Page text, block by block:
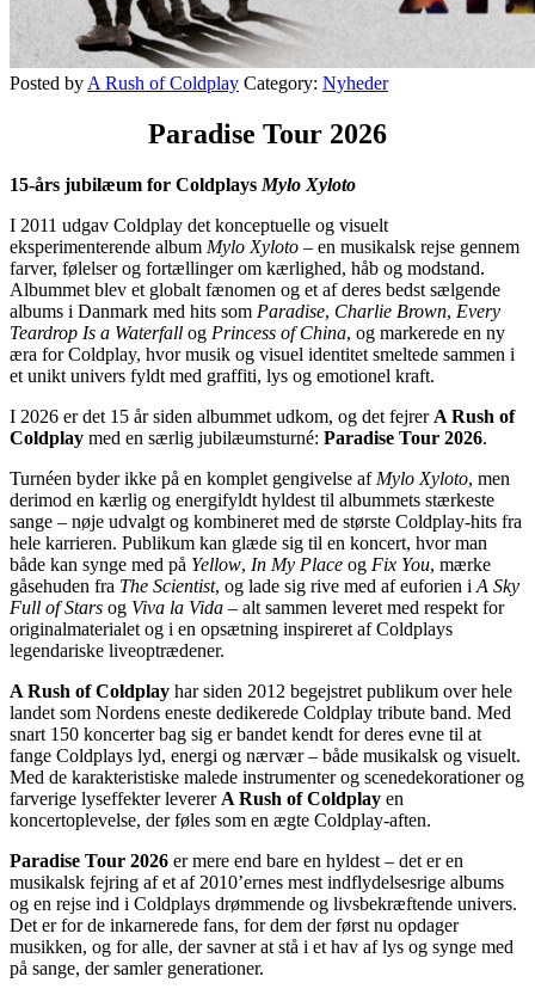
Posted by A Rush of Coldplay Category: Nyheder
Paradise Tour 2026
15-års jubilæum for Coldplays Mylo Xyloto
I 2011 udgav Coldplay det konceptuelle og visuelt
eksperimenterende album Mylo Xyloto – en musikalsk rejse gennem
farver, følelser og fortællinger om kærlighed, håb og modstand.
Albummet blev et globalt fænomen og et af deres bedst sælgende
albums i Danmark med hits som Paradise, Charlie Brown, Every
Teardrop Is a Waterfall og Princess of China, og markerede en ny
æra for Coldplay, hvor musik og visuel identitet smeltede sammen i
et unikt univers fyldt med graffiti, lys og emotionel kraft.
I 2026 er det 15 år siden albummet udkom, og det fejrer A Rush of
Coldplay med en særlig jubilæumsturné: Paradise Tour 2026.
Turnéen byder ikke på en komplet gengivelse af Mylo Xyloto, men
derimod en kærlig og energifyldt hyldest til albummets stærkeste
sange – nøje udvalgt og kombineret med de største Coldplay-hits fra
hele karrieren. Publikum kan glæde sig til en koncert, hvor man
både kan synge med på Yellow, In My Place og Fix You, mærke
gåsehuden fra The Scientist, og lade sig rive med af euforien i A Sky
Full of Stars og Viva la Vida – alt sammen leveret med respekt for
originalmaterialet og i en opsætning inspireret af Coldplays
legendariske liveoptrædener.
A Rush of Coldplay har siden 2012 begejstret publikum over hele
landet som Nordens eneste dedikerede Coldplay tribute band. Med
snart 150 koncerter bag sig er bandet kendt for deres evne til at
fange Coldplays lyd, energi og nærvær – både musikalsk og visuelt.
Med de karakteristiske malede instrumenter og scenedekorationer og
farverige lyseffekter leverer A Rush of Coldplay en
koncertoplevelse, der føles som en ægte Coldplay-aften.
Paradise Tour 2026 er mere end bare en hyldest – det er en
musikalsk fejring af et af 2010’ernes mest indflydelsesrige albums
og en rejse ind i Coldplays drømmende og livsbekræftende univers.
Det er for de inkarnerede fans, for dem der først nu opdager
musikken, og for alle, der savner at stå i et hav af lys og synge med
på sange, der samler generationer.